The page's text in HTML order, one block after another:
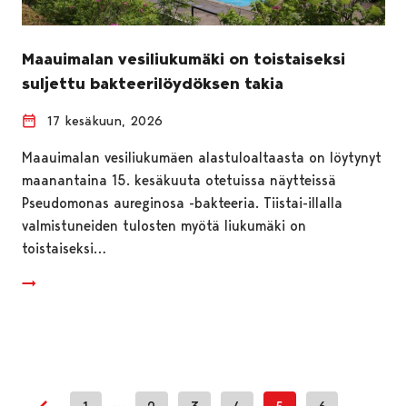
Maauimalan vesiliukumäki on toistaiseksi
suljettu bakteerilöydöksen takia
17 kesäkuun, 2026
Maauimalan vesiliukumäen alastuloaltaasta on löytynyt
maanantaina 15. kesäkuuta otetuissa näytteissä
Pseudomonas aureginosa -bakteeria. Tiistai-illalla
valmistuneiden tulosten myötä liukumäki on
toistaiseksi…